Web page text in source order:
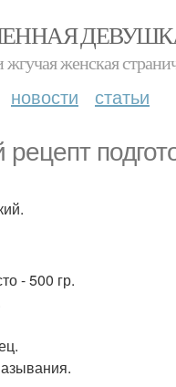
жгучая женская
новости статьи
- 500 гр.